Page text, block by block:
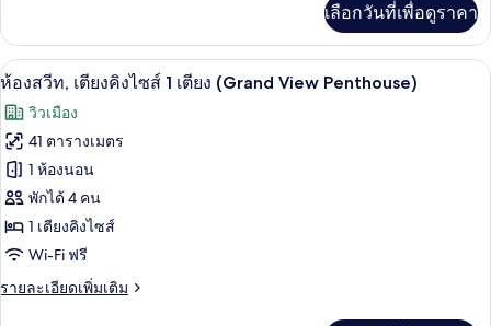
เตียง
เดี่ยว
2
เตียง,
ห้อง
มุม
เกี่ยว
กับ
ห้อง
โน
รา
มิก,
เตียง
เดี่ยว
2
เตียง,
ห้อง
เลือกวันที่เพื่อดูราคา
เปิด
ภาพถ่าย
ทั้งหมด
ของ
ห้อง
สวีท,
เตียง
คิง
ห้องสวีท, เตียงคิงไซส์ 1 เตียง
8
ห้องสวีท, เตียงคิงไซส์ 1 เตียง (Grand View Penthouse)
วิวเมือง
41 ตารางเมตร
1 ห้องนอน
พักได้ 4 คน
1 เตียงคิงไซส์
Wi-Fi ฟรี
รายละเอียดเพิ่มเติม
ราย